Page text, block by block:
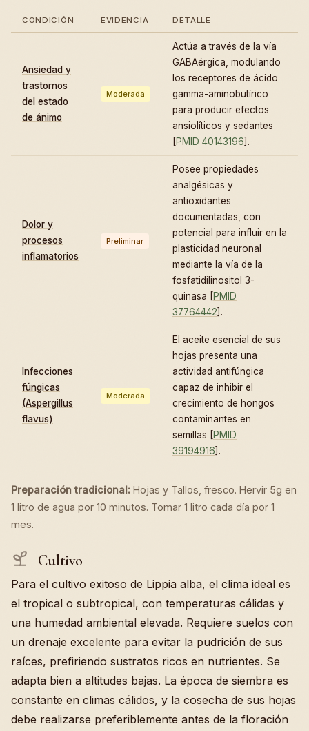
CONDICIÓN EVIDENCIA DETALLE
Ansiedad y
trastornos
del estado
de ánimo
Moderada
Actúa a través de la vía
GABAérgica, modulando
los receptores de ácido
gamma-aminobutírico
para producir efectos
ansiolíticos y sedantes
[PMID 40143196].
Dolor y
procesos
inflamatorios
Preliminar
Posee propiedades
analgésicas y
antioxidantes
documentadas, con
potencial para influir en la
plasticidad neuronal
mediante la vía de la
fosfatidilinositol 3-
quinasa [PMID
37764442].
Infecciones
fúngicas
(Aspergillus
flavus)
Moderada
El aceite esencial de sus
hojas presenta una
actividad antifúngica
capaz de inhibir el
crecimiento de hongos
contaminantes en
semillas [PMID
39194916].
Preparación tradicional: Hojas y Tallos, fresco. Hervir 5g en
1 litro de agua por 10 minutos. Tomar 1 litro cada día por 1
mes.
Cultivo
Para el cultivo exitoso de Lippia alba, el clima ideal es
el tropical o subtropical, con temperaturas cálidas y
una humedad ambiental elevada. Requiere suelos con
un drenaje excelente para evitar la pudrición de sus
raíces, prefiriendo sustratos ricos en nutrientes. Se
adapta bien a altitudes bajas. La época de siembra es
constante en climas cálidos, y la cosecha de sus hojas
debe realizarse preferiblemente antes de la floración